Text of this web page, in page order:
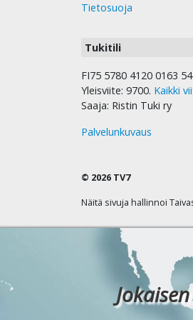
Tietosuoja
Tukitili
FI75 5780 4120 0163
Yleisviite: 9700. Kaikki
Saaja: Ristin Tuki ry
Palvelunkuvaus
© 2026 TV7
Näitä sivuja hallinnoi